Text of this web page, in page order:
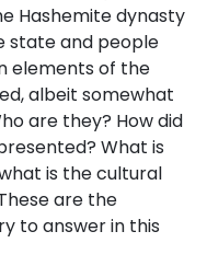
Hashemite dynasty
state and people
elements of the
albeit somewhat
are they? How did
What is
is the cultural
are the
to answer in this